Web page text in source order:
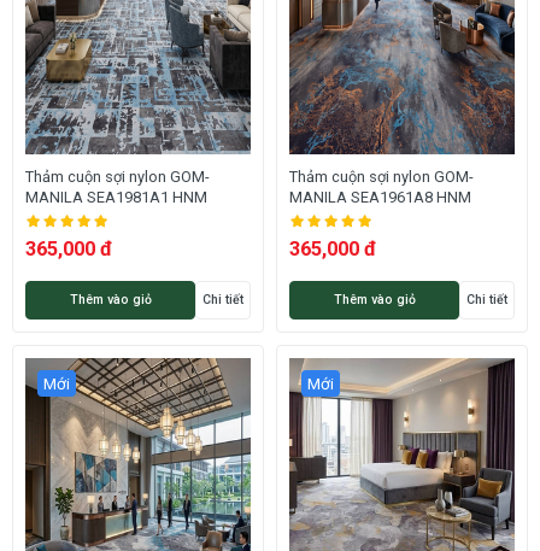
Thảm cuộn sợi nylon GOM-
MANILA SEA1981A1 HNM
365,000 đ
Thêm vào giỏ Chi tiết
Thảm cuộn sợi nylon GOM-
MANILA SEA1961A8 HNM
365,000 đ
Thêm vào giỏ Chi tiết
Mới Mới